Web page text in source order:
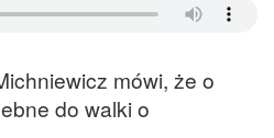
mówi, że o
do walki o